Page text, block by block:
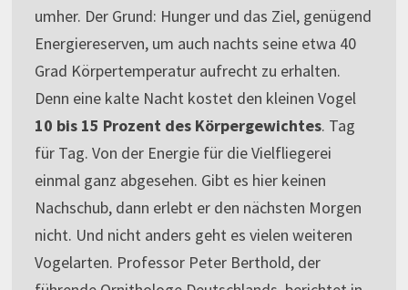
umher. Der Grund: Hunger und das Ziel, genügend
Energiereserven, um auch nachts seine etwa 40
Grad Körpertemperatur aufrecht zu erhalten.
Denn eine kalte Nacht kostet den kleinen Vogel
10 bis 15 Prozent des Körpergewichtes. Tag
für Tag. Von der Energie für die Vielfliegerei
einmal ganz abgesehen. Gibt es hier keinen
Nachschub, dann erlebt er den nächsten Morgen
nicht. Und nicht anders geht es vielen weiteren
Vogelarten. Professor Peter Berthold, der